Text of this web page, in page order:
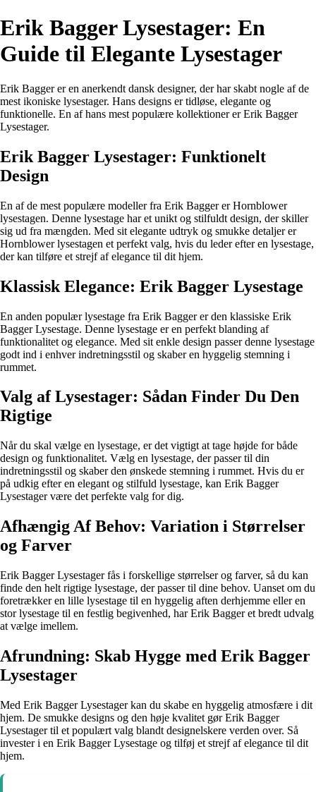
Erik Bagger Lysestager: En
Guide til Elegante Lysestager
Erik Bagger er en anerkendt dansk designer, der har skabt nogle af de
mest ikoniske lysestager. Hans designs er tidløse, elegante og
funktionelle. En af hans mest populære kollektioner er Erik Bagger
Lysestager.
Erik Bagger Lysestager: Funktionelt
Design
En af de mest populære modeller fra Erik Bagger er Hornblower
lysestagen. Denne lysestage har et unikt og stilfuldt design, der skiller
sig ud fra mængden. Med sit elegante udtryk og smukke detaljer er
Hornblower lysestagen et perfekt valg, hvis du leder efter en lysestage,
der kan tilføre et strejf af elegance til dit hjem.
Klassisk Elegance: Erik Bagger Lysestage
En anden populær lysestage fra Erik Bagger er den klassiske Erik
Bagger Lysestage. Denne lysestage er en perfekt blanding af
funktionalitet og elegance. Med sit enkle design passer denne lysestage
godt ind i enhver indretningsstil og skaber en hyggelig stemning i
rummet.
Valg af Lysestager: Sådan Finder Du Den
Rigtige
Når du skal vælge en lysestage, er det vigtigt at tage højde for både
design og funktionalitet. Vælg en lysestage, der passer til din
indretningsstil og skaber den ønskede stemning i rummet. Hvis du er
på udkig efter en elegant og stilfuld lysestage, kan Erik Bagger
Lysestager være det perfekte valg for dig.
Afhængig Af Behov: Variation i Størrelser
og Farver
Erik Bagger Lysestager fås i forskellige størrelser og farver, så du kan
finde den helt rigtige lysestage, der passer til dine behov. Uanset om du
foretrækker en lille lysestage til en hyggelig aften derhjemme eller en
stor lysestage til en festlig begivenhed, har Erik Bagger et bredt udvalg
at vælge imellem.
Afrundning: Skab Hygge med Erik Bagger
Lysestager
Med Erik Bagger Lysestager kan du skabe en hyggelig atmosfære i dit
hjem. De smukke designs og den høje kvalitet gør Erik Bagger
Lysestager til et populært valg blandt designelskere verden over. Så
invester i en Erik Bagger Lysestage og tilføj et strejf af elegance til dit
hjem.